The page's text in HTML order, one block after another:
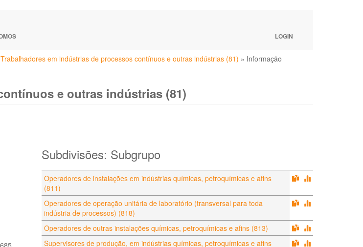
LOGIN
Trabalhadores em indústrias de processos contínuos e outras indústrias (81) » Informação
e outras indústrias (81)
Subdivisões: Subgrupo
Operadores de instalações em indústrias químicas, petroquímicas e afins
(811)
Operadores de operação unitária de laboratório (transversal para toda
indústria de processos) (818)
Operadores de outras instalações químicas, petroquímicas e afins (813)
Supervisores de produção, em indústrias químicas, petroquímicas e afins